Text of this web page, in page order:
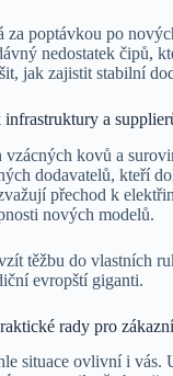
za poptávkou po
nedostatek čipů,
jak zajistit stabilní
a
vzácných kovů a
dodavatelů, kteří
přechod k
nových modelů.
těžbu do vlastních
evropští giganti.
rady pro
situace ovlivní i vás.